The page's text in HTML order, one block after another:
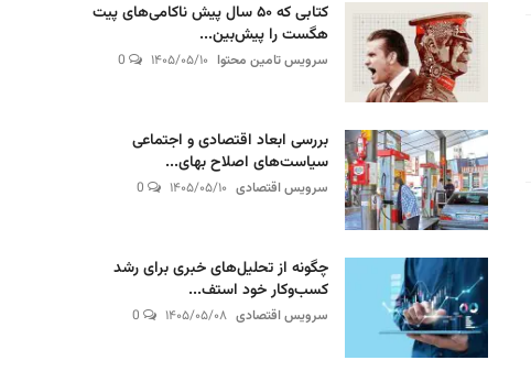
کتابی که ۵۰ سال پیش ناکامی‌های پیت
هگست را پیش‌بین...
سرویس تامین محتوا ۱۴۰۵/۰۵/۱۰ 0
بررسی ابعاد اقتصادی و اجتماعی
سیاست‌های اصلاح بهای...
سرویس اقتصادی ۱۴۰۵/۰۵/۱۰ 0
چگونه از تحلیل‌های خبری برای رشد
کسب‌وکار خود استف...
سرویس اقتصادی ۱۴۰۵/۰۵/۰۸ 0